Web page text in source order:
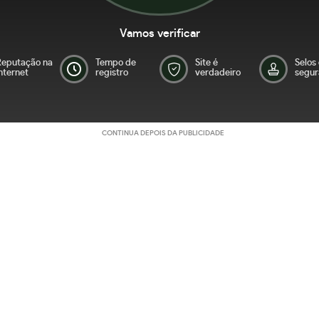
Vamos verificar
na
Tempo de
registro
Site é
verdadeiro
Selos
CONTINUA DEPOIS DA PUBLICIDADE